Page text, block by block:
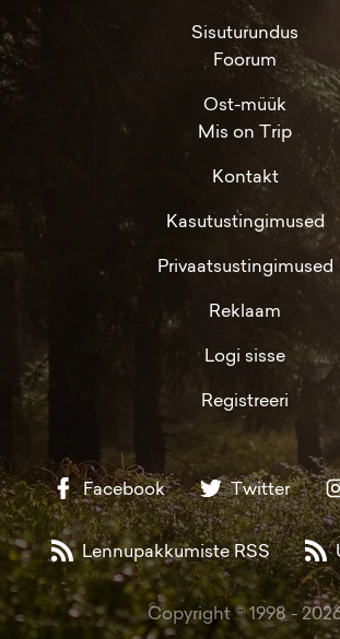
Sisuturundus
Foorum
Ost-müük
Mis on Trip
Kontakt
Kasutustingimused
Privaatsustingimused
Reklaam
Logi sisse
Registreeri
Facebook Twitter
Lennupakkumiste RSS
Copyright © 1998 -